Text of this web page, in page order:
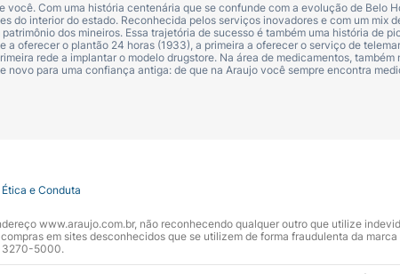
você. Com uma história centenária que se confunde com a evolução de Belo
do interior do estado. Reconhecida pelos serviços inovadores e com um mix
dos mineiros. Essa trajetória de sucesso é também uma história de
oferecer o plantão 24 horas (1933), a primeira a oferecer o serviço de
rede a implantar o modelo drugstore. Na área de medicamentos, também
novo para uma confiança antiga: de que na Araujo você sempre encontra
e Conduta
www.araujo.com.br, não reconhecendo qualquer outro que utilize
em sites desconhecidos que se utilizem de forma fraudulenta da marca
3270-5000.